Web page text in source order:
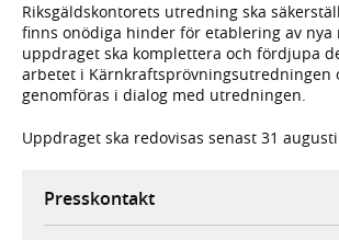
Riksgäldskontorets utredning ska
finns onödiga hinder för etablering av nya
uppdraget ska komplettera och fördjupa
arbetet i Kärnkraftsprövningsutredningen
genomföras i dialog med utredningen.
Uppdraget ska redovisas senast 31
Presskontakt